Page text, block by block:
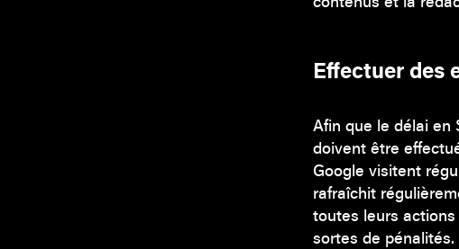
Effectuer des
Afin que le délai en
doivent être
Google visitent
rafraîchit
toutes leurs
sortes de pénalités.